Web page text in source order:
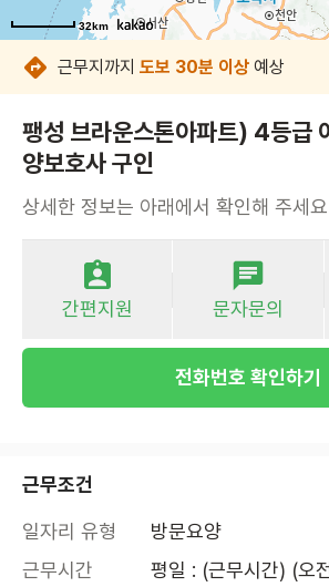
32km
32km
32km
32km
32km
32km
32km
32km
근무지까지 도보 30분 이상 예상
팽성 브라운스톤아파트) 4등급
양보호사 구인
상세한 정보는 아래에서 확인해 주세요
간편지원 문자문의
전화번호 확인하기
근무조건
일자리 유형
방문요양
근무시간
평일 : (근무시간) (오